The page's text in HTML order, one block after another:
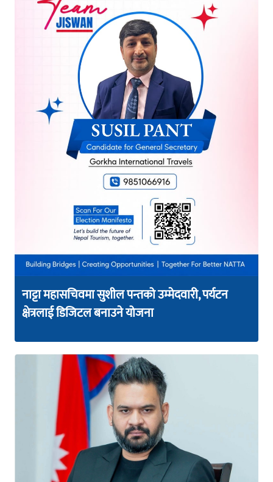
नाट्टा महासचिवमा सुशील पन्तको उम्मेदवारी, पर्यटन
क्षेत्रलाई डिजिटल बनाउने योजना